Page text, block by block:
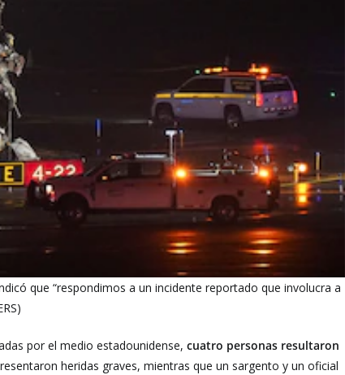
que “respondimos a un incidente reportado que involucra a
por el medio estadounidense, cuatro personas resultaron
heridas graves, mientras que un sargento y un oficial